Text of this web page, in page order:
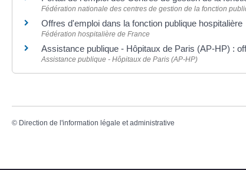
Fédération nationale des centres de gestion de la fonction
Offres d'emploi dans la fonction publique hospitalière
Fédération hospitalière de France
Assistance publique - Hôpitaux de Paris (AP-HP) :
Assistance publique - Hôpitaux de Paris (AP-HP)
© Direction de l'information légale et administrative